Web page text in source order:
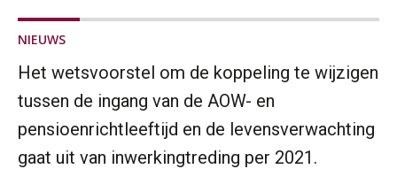
NIEUWS
Het wetsvoorstel om de koppeling te wijzigen
tussen de ingang van de AOW- en
pensioenrichtleeftijd en de levensverwachting
gaat uit van inwerkingtreding per 2021.